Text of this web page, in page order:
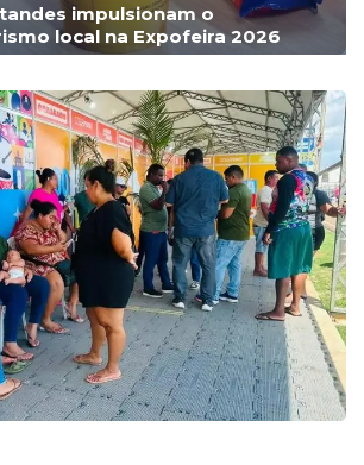
impulsionam o
local na Expofeira 2026